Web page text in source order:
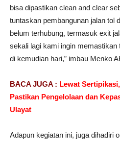
bisa dipastikan clean and clear
tuntaskan pembangunan jalan tol
belum terhubung, termasuk exit
sekali lagi kami ingin
di kemudian hari,” imbau Menko
BACA JUGA : Lewat
Pastikan Pengelolaan dan
Ulayat
Adapun kegiatan ini, juga dihadiri